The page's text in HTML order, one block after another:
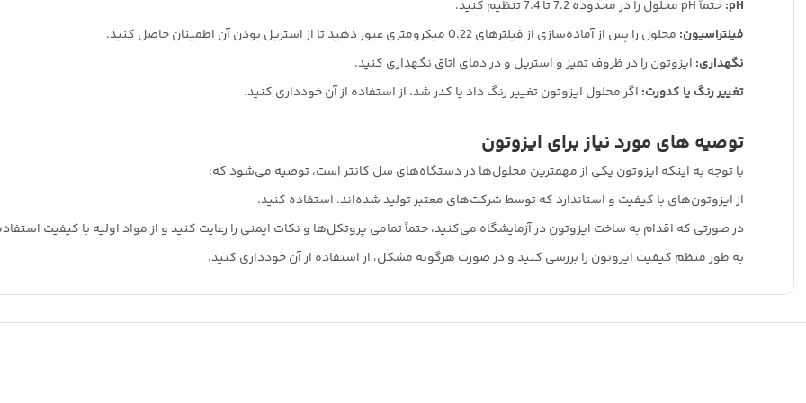
pH: حتماً pH محلول را در محدوده 7.2 تا 7.4 تنظیم کنید.
فیلتراسیون: محلول را پس از آماده‌سازی از فیلترهای 0.22 میکرومتری عبور دهید تا از استریل بودن آن اطمینان حاصل کنید.
نگهداری: ایزوتون را در ظروف تمیز و استریل و در دمای اتاق نگهداری کنید.
تغییر رنگ یا کدورت: اگر محلول ایزوتون تغییر رنگ داد یا کدر شد، از استفاده از آن خودداری کنید.
توصیه های مورد نیاز برای ایزوتون
با توجه به اینکه ایزوتون یکی از مهمترین محلول‌ها در دستگاه‌های سل کانتر است، توصیه می‌شود که:
از ایزوتون‌های با کیفیت و استاندارد که توسط شرکت‌های معتبر تولید شده‌اند، استفاده کنید.
در صورتی که اقدام به ساخت ایزوتون در آزمایشگاه می‌کنید، حتماً تمامی پروتکل‌ها و نکات ایمنی را رعایت کنید و از مواد اولیه با کیفیت
به طور منظم کیفیت ایزوتون را بررسی کنید و در صورت هرگونه مشکل، از استفاده از آن خودداری کنید.